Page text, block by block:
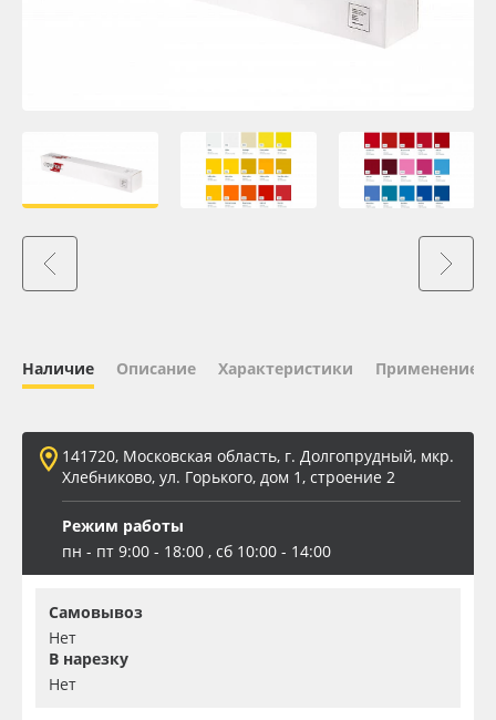
Плёнка монтажная Oratape
ПЭТ листовой
ПЭТ бэклит
Баннер
Заготовки для сувениров
Наличие Описание Характеристики Применение
141720, Московская область, г. Долгопрудный, мкр.
Хлебниково, ул. Горького, дом 1, строение 2
Режим работы
пн - пт 9:00 - 18:00 , сб 10:00 - 14:00
Самовывоз
Нет
В нарезку
Нет